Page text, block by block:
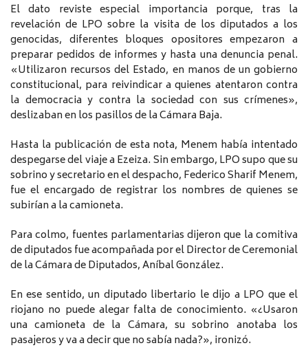
El dato reviste especial importancia porque, tras la
revelación de LPO sobre la visita de los diputados a los
genocidas, diferentes bloques opositores empezaron a
preparar pedidos de informes y hasta una denuncia penal.
«Utilizaron recursos del Estado, en manos de un gobierno
constitucional, para reivindicar a quienes atentaron contra
la democracia y contra la sociedad con sus crímenes»,
deslizaban en los pasillos de la Cámara Baja.
Hasta la publicación de esta nota, Menem había intentado
despegarse del viaje a Ezeiza. Sin embargo, LPO supo que su
sobrino y secretario en el despacho, Federico Sharif Menem,
fue el encargado de registrar los nombres de quienes se
subirían a la camioneta.
Para colmo, fuentes parlamentarias dijeron que la comitiva
de diputados fue acompañada por el Director de Ceremonial
de la Cámara de Diputados, Aníbal González.
En ese sentido, un diputado libertario le dijo a LPO que el
riojano no puede alegar falta de conocimiento. «¿Usaron
una camioneta de la Cámara, su sobrino anotaba los
pasajeros y va a decir que no sabía nada?», ironizó.